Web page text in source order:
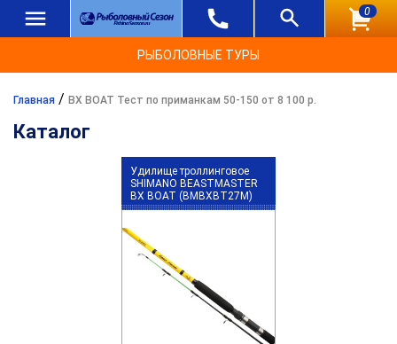
0
РЫБОЛОВНЫЕ ТУРЫ
Главная / BX BOAT Тест по приманкам 50-150 от 8 100 р.
Каталог
Удилище троллинговое
SHIMANO BEASTMASTER
BX BOAT (BMBXBT27M)